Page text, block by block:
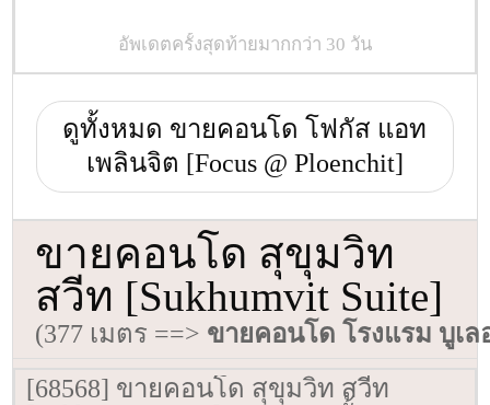
อัพเดตครั้งสุดท้ายมากกว่า 30 วัน
ดูทั้งหมด ขายคอนโด โฟกัส แอท
เพลินจิต [Focus @ Ploenchit]
ขายคอนโด สุขุมวิท
สวีท [Sukhumvit Suite]
(377 เมตร ==> ขายคอนโด โรงแรม บูเ
[68568] ขายคอนโด สุขุมวิท สวีท